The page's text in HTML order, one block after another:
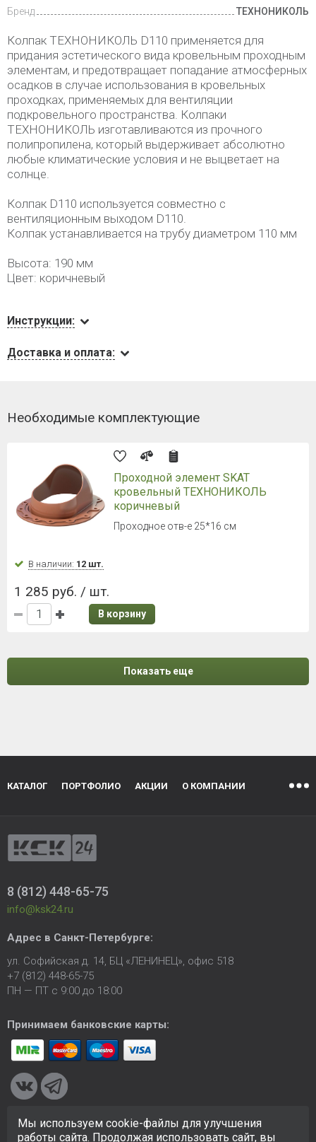
Бренд
ТЕХНОНИКОЛЬ
Колпак ТЕХНОНИКОЛЬ D110 применяется для
придания эстетического вида кровельным проходным
элементам, и предотвращает попадание атмосферных
осадков в случае использования в кровельных
проходках, применяемых для вентиляции
подкровельного пространства. Колпаки
ТЕХНОНИКОЛЬ изготавливаются из прочного
полипропилена, который выдерживает абсолютно
любые климатические условия и не выцветает на
солнце.
Колпак D110 используется совместно с
вентиляционным выходом D110.
Колпак устанавливается на трубу диаметром 110 мм
Высота: 190 мм
Цвет: коричневый
Инструкции:
Доставка и оплата:
Необходимые комплектующие
Проходной элемент SKAT
кровельный ТЕХНОНИКОЛЬ
коричневый
Проходное отв-е 25*16 см
В наличии: 12 шт.
1 285 руб. / шт.
В корзину
Показать еще
КАТАЛОГ ПОРТФОЛИО АКЦИИ О КОМПАНИИ
8 (812) 448-65-75
info@ksk24.ru
Адрес в Санкт-Петербурге:
ул. Софийская д. 14, БЦ «ЛЕНИНЕЦ», офис 518
+7 (812) 448-65-75
ПН — ПТ с 9:00 до 18:00
Принимаем банковские карты:
© 2005-2026 ООО «КСК». Сайтhttps://ksk24.ruсоздан
Мы используем cookie-файлы для улучшения
работы сайта. Продолжая использовать сайт, вы